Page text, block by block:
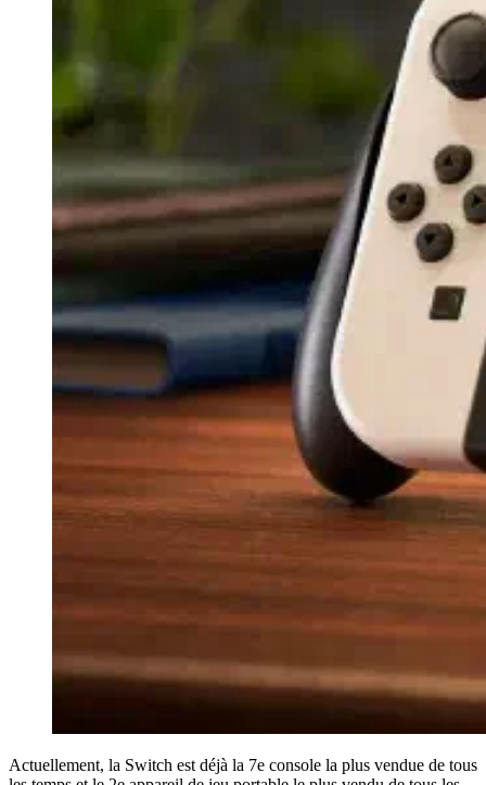
Actuellement, la Switch est déjà la 7e console la plus vendue de tous